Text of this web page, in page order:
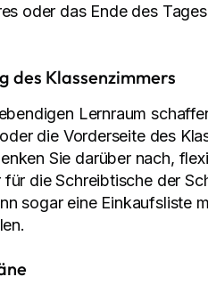
oder das Ende des
des Klassenzimmers
Lernraum
die Vorderseite des
Sie darüber nach,
die Schreibtische der
sogar eine Einkaufsliste